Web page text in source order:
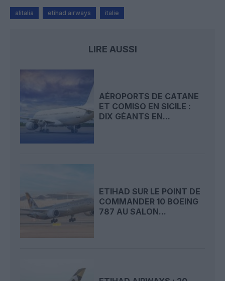
alitalia etihad airways italie
LIRE AUSSI
AÉROPORTS DE CATANE
ET COMISO EN SICILE :
DIX GÉANTS EN...
ETIHAD SUR LE POINT DE
COMMANDER 10 BOEING
787 AU SALON...